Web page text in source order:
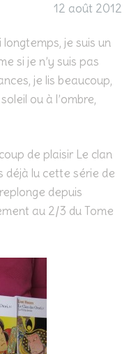
12 août 2012
longtemps, je suis un
si je n’y suis pas
je lis beaucoup,
ou à l’ombre,
de plaisir Le clan
déjà lu cette série de
depuis
au 2/3 du Tome